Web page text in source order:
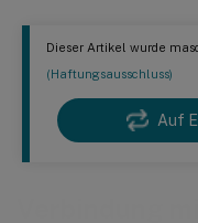
Dieser Artikel wurde
(Haftungsausschluss)
Auf